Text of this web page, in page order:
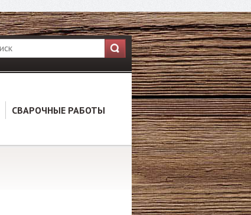
СВАРОЧНЫЕ РАБОТЫ